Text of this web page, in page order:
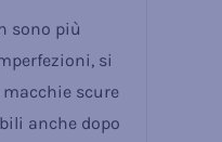
su 5
sono più
si
scure
anche dopo